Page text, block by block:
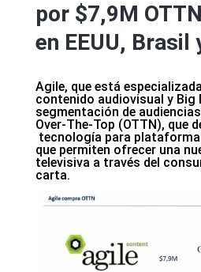
por $7,9M
en EEUU, Brasil
Agile, que está
contenido audiovisual y Big
segmentación de
Over-The-Top (OTTN), que
tecnología para
que permiten ofrecer una
televisiva a través del
carta.